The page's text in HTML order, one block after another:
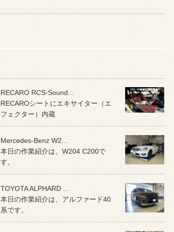
RECARO RCS-Sound...
RECAROシートにエキサイター（エ
フェクター）内蔵
Mercedes-Benz W2...
本日の作業紹介は、W204 C200で
す。
TOYOTA ALPHARD ...
本日の作業紹介は、アルファード40
系です。